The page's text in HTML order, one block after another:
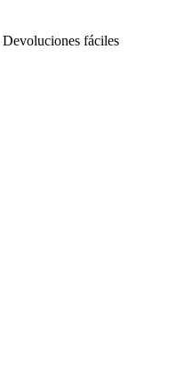
Devoluciones fáciles